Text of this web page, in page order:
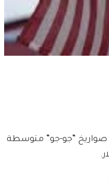
صواريخ “جو-جو” متوسطة